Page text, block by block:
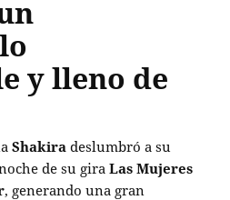
y lleno de
Shakira deslumbró a su
de su giraLas Mujeres
, generando una gran